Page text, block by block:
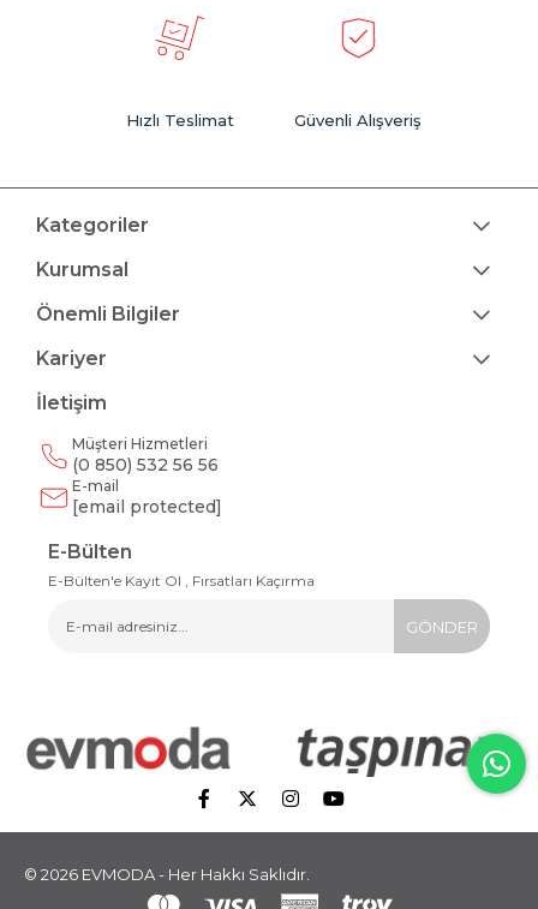
Hızlı Teslimat Güvenli Alışveriş
Kategoriler
Kurumsal
Önemli Bilgiler
Kariyer
İletişim
Müşteri Hizmetleri
(0 850) 532 56 56
E-mail
[email protected]
E-Bülten
E-Bülten'e Kayıt Ol , Fırsatları Kaçırma
GÖNDER
© 2026 EVMODA - Her Hakkı Saklıdır.